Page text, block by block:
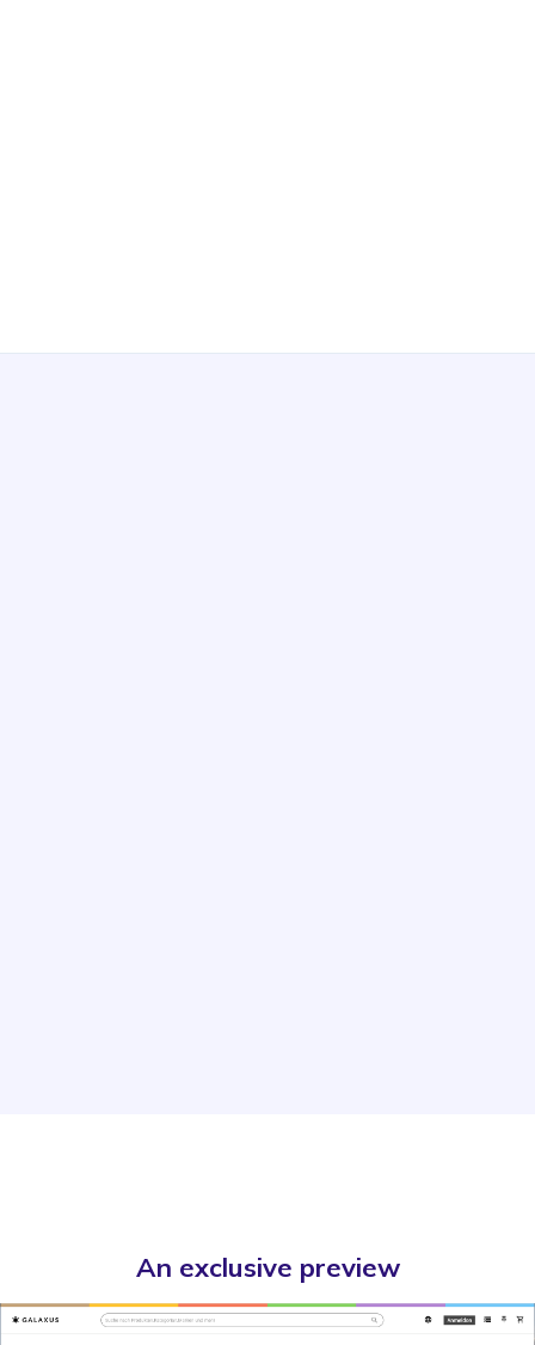
An exclusive preview